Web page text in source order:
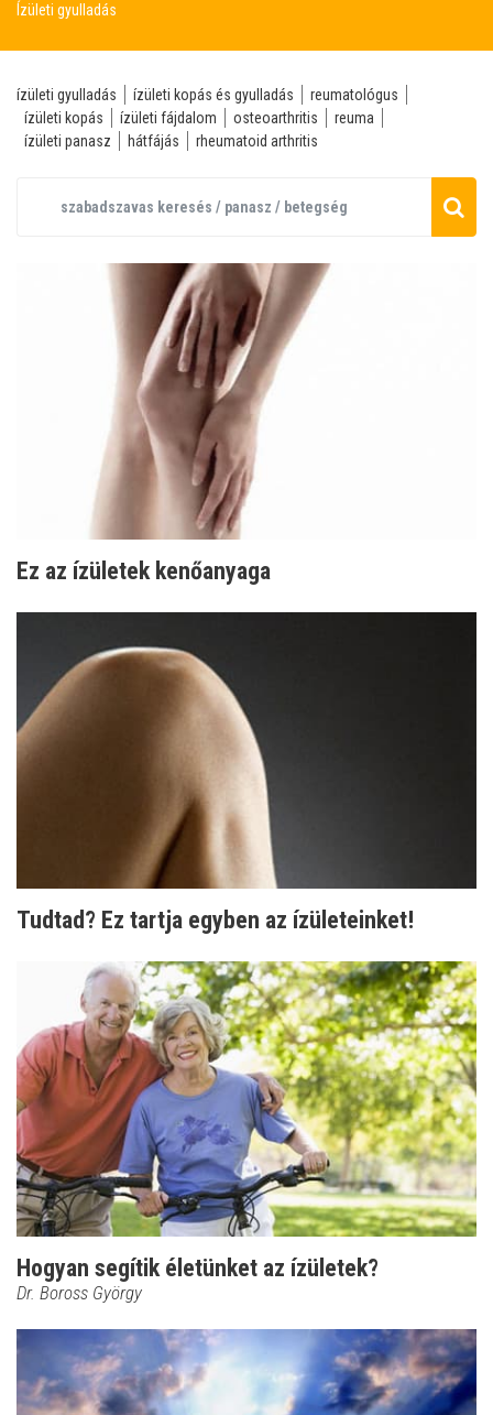
Ízületi gyulladás
ízületi gyulladás ízületi kopás és gyulladás
reumatológus
ízületi kopás
ízületi fájdalom osteoarthritis
reuma
ízületi panasz
hátfájás rheumatoid arthritis
Ez az ízületek kenőanyaga
Tudtad? Ez tartja egyben az ízületeinket!
Hogyan segítik életünket az ízületek?
Dr. Boross György